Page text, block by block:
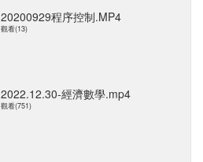
20200929程序控制.MP4
觀看(13)
2022.12.30-經濟數學.mp4
觀看(751)